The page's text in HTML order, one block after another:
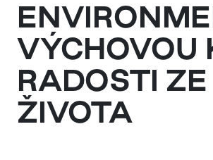
VÝCHOVOU
RADOSTI ZE
ŽIVOTA